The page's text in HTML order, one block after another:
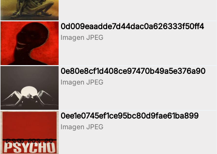
0d009eaadde7d44dac0a626333f50ff4
Imagen JPEG
0e80e8cf1d408ce97470b49a5e376a90
Imagen JPEG
0ee1e0745ef1ce95bc80d9fae61ba899
Imagen JPEG